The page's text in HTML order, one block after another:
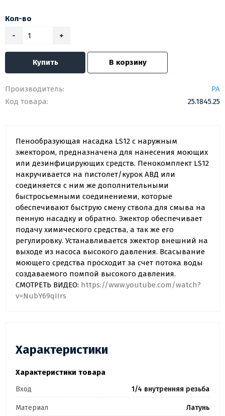
Кол-во
-
+
Купить В корзину
Производитель:
PA
Код товара:
25.1845.25
Пенообразующая насадка LS12 с наружным
эжектором, предназначена для нанесения моющих
или дезинфицирующих средств. Пенокомплект LS12
накручивается на пистолет/курок АВД или
соединяется с ним же дополнительными
быстросьемными соединениеми, которые
обеспечивают быструю смену ствола для смыва на
пенную насадку и обратно. Эжектор обеспечивает
подачу химического средства, а так же его
регулировку. Устанавливается эжектор внешний на
выходе из насоса высокого давления. Всасывание
моющего средства просходит за счет потока воды
создаваемого помпой высокого давления.
СМОТРЕТЬ ВИДЕО: https://www.youtube.com/watch?
v=NubY69qIIrs
Характеристики
Характеристики товара
Вход 1/4 внутренняя резьба
Материал Латунь